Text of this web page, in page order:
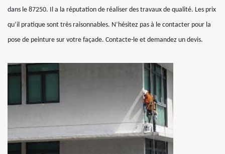
dans le 87250. Il a la réputation de réaliser des travaux de qualité. Les prix
qu’il pratique sont très raisonnables. N’hésitez pas à le contacter pour la
pose de peinture sur votre façade. Contacte-le et demandez un devis.